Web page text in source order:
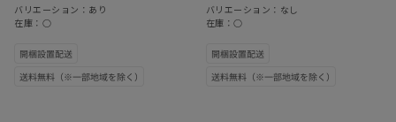
バリエーション：あり
在庫：○
バリエーション：なし
在庫：○